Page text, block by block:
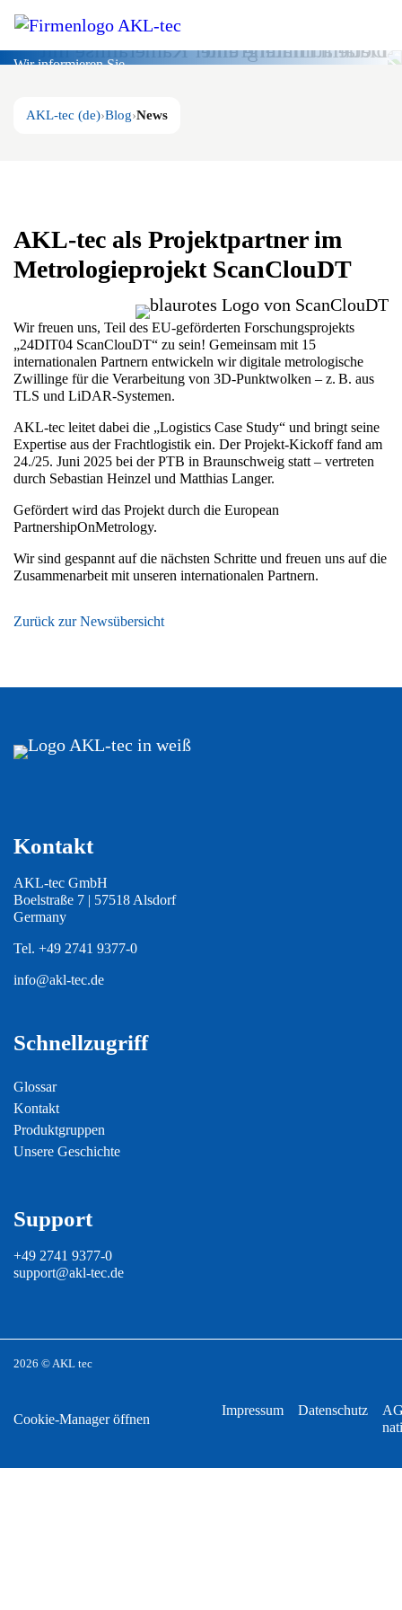
Blog
Wir informieren Sie.
AKL-tec (de) Blog News
AKL-tec als Projektpartner im
Metrologieprojekt ScanClouDT
Wir freuen uns, Teil des EU-geförderten Forschungsprojekts
„24DIT04 ScanClouDT“ zu sein! Gemeinsam mit 15
internationalen Partnern entwickeln wir digitale metrologische
Zwillinge für die Verarbeitung von 3D-Punktwolken – z. B. aus
TLS und LiDAR-Systemen.
AKL-tec leitet dabei die „Logistics Case Study“ und bringt seine
Expertise aus der Frachtlogistik ein. Der Projekt-Kickoff fand am
24./25. Juni 2025 bei der PTB in Braunschweig statt – vertreten
durch Sebastian Heinzel und Matthias Langer.
Gefördert wird das Projekt durch die European
PartnershipOnMetrology.
Wir sind gespannt auf die nächsten Schritte und freuen uns auf die
Zusammenarbeit mit unseren internationalen Partnern.
Zurück zur Newsübersicht
Kontakt
AKL-tec GmbH
Boelstraße 7 | 57518 Alsdorf
Germany
Tel. +49 2741 9377-0
info@akl-tec.de
Schnellzugriff
Glossar
Kontakt
Produktgruppen
Unsere Geschichte
Support
+49 2741 9377-0
support@akl-tec.de
2026 © AKL tec
Cookie-Manager öffnen
Impressum Datenschutz